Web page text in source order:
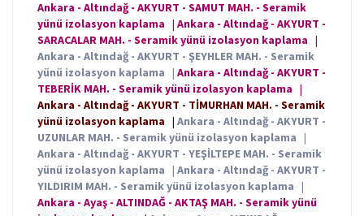
Ankara - Altındağ - AKYURT - SAMUT MAH. - Seramik
yünü izolasyon kaplama | Ankara - Altındağ - AKYURT -
SARACALAR MAH. - Seramik yünü izolasyon kaplama |
Ankara - Altındağ - AKYURT - ŞEYHLER MAH. - Seramik
yünü izolasyon kaplama | Ankara - Altındağ - AKYURT -
TEBERİK MAH. - Seramik yünü izolasyon kaplama |
Ankara - Altındağ - AKYURT - TİMURHAN MAH. - Seramik
yünü izolasyon kaplama | Ankara - Altındağ - AKYURT -
UZUNLAR MAH. - Seramik yünü izolasyon kaplama |
Ankara - Altındağ - AKYURT - YEŞİLTEPE MAH. - Seramik
yünü izolasyon kaplama | Ankara - Altındağ - AKYURT -
YILDIRIM MAH. - Seramik yünü izolasyon kaplama |
Ankara - Ayaş - ALTINDAĞ - AKTAŞ MAH. - Seramik yünü